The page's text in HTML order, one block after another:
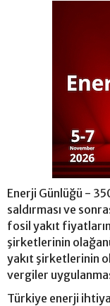
Enerji Günlüğü -
saldırması ve
fosil yakıt
şirketlerinin
yakıt şirketlerinin
vergiler
Türkiye enerji